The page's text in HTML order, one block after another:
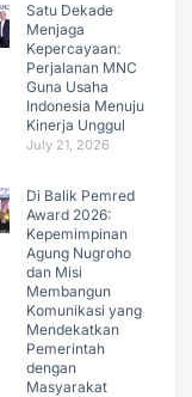
Satu Dekade
Menjaga
Kepercayaan:
Perjalanan MNC
Guna Usaha
Indonesia Menuju
Kinerja Unggul
July 21, 2026
Di Balik Pemred
Award 2026:
Kepemimpinan
Agung Nugroho
dan Misi
Membangun
Komunikasi yang
Mendekatkan
Pemerintah
dengan
Masyarakat